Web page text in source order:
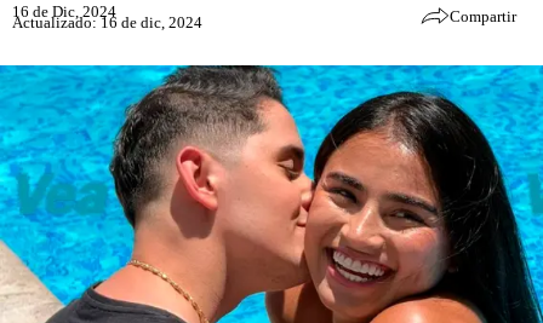
16 de Dic, 2024
Actualizado: 16 de dic, 2024 Compartir